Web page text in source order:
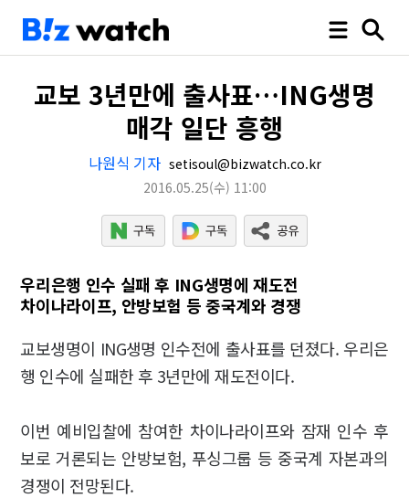
교보 3년만에 출사표…ING생명
매각 일단 흥행
나원식 기자 setisoul@bizwatch.co.kr
2016.05.25(수) 11:00
우리은행 인수 실패 후 ING생명에 재도전
차이나라이프, 안방보험 등 중국계와 경쟁
교보생명이 ING생명 인수전에 출사표를 던졌다. 우리은
행 인수에 실패한 후 3년만에 재도전이다.
이번 예비입찰에 참여한 차이나라이프와 잠재 인수 후
보로 거론되는 안방보험, 푸싱그룹 등 중국계 자본과의
경쟁이 전망된다.